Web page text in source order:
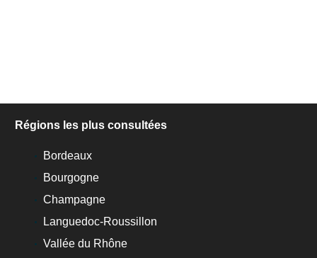
Régions les plus consultées
Bordeaux
Bourgogne
Champagne
Languedoc-Roussillon
Vallée du Rhône